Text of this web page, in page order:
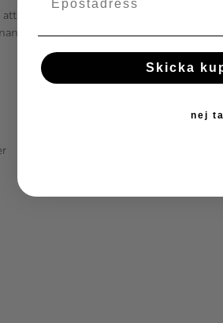
överdraget kan tas av. Den kan
färgskala.
Skicka
nej